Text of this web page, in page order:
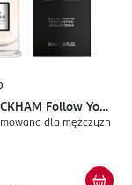
Follow Your
dla mężczyzn